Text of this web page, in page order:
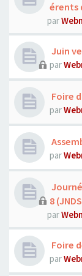
érents
par
Juin
par
Foire
par
par
8
par
Foire
par